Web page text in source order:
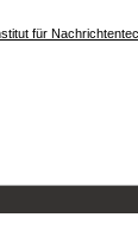
für